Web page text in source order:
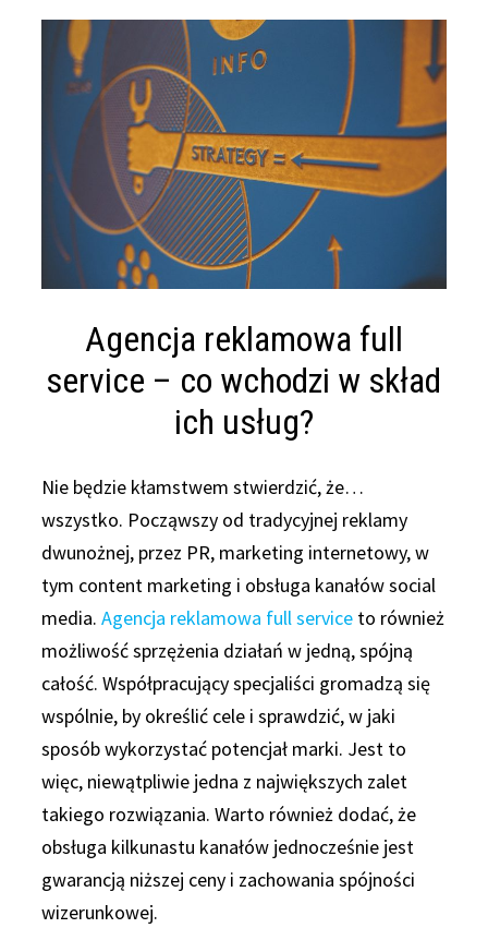
Agencja reklamowa full
service – co wchodzi w skład
ich usług?
Nie będzie kłamstwem stwierdzić, że…
wszystko. Począwszy od tradycyjnej reklamy
dwunożnej, przez PR, marketing internetowy, w
tym content marketing i obsługa kanałów social
media.Agencja reklamowa full service to również
możliwość sprzężenia działań w jedną, spójną
całość. Współpracujący specjaliści gromadzą się
wspólnie, by określić cele i sprawdzić, w jaki
sposób wykorzystać potencjał marki. Jest to
więc, niewątpliwie jedna z największych zalet
takiego rozwiązania. Warto również dodać, że
obsługa kilkunastu kanałów jednocześnie jest
gwarancją niższej ceny i zachowania spójności
wizerunkowej.